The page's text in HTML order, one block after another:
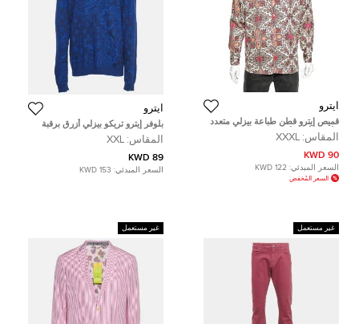
ايترو
قميص إيترو قطن طباعة بيزلي متعدد
لارج - 3 كبير جدًا
المقاس: XXXL
90 KWD
السعر المبدئي: 122 KWD
السعر المُخفض
ايترو
بلوفر إيترو تريكو بيزلي أزرق برقبة
مستديرة مقاس كبير جدًا جدًا - إكس
إكس لارج
المقاس: XXL
89 KWD
السعر المبدئي: 153 KWD
غير مستعمل غير مستعمل